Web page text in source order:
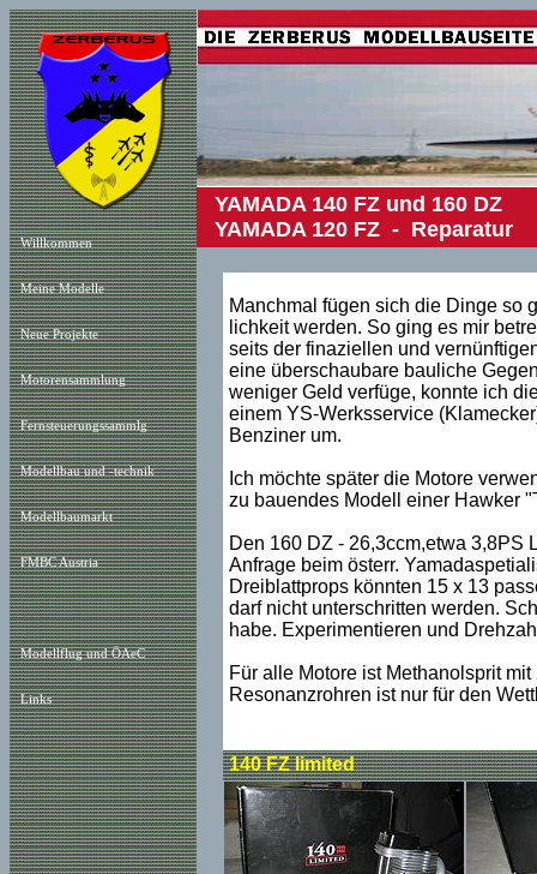
Willkommen
Meine Modelle
Neue Projekte
Motorensammlung
Fernsteuerungssammlg
Modellbau und -technik
Modellbaumarkt
FMBC Austria
Modellflug und ÖAeC
Links
YAMADA 140 FZ und 160 DZ
YAMADA 120 FZ - Reparatur
Manchmal fügen sich die Dinge so
lichkeit werden. So ging es mir
seits der finaziellen und
eine überschaubare bauliche
weniger Geld verfüge, konnte ich
einem YS-Werksservice
Benziner um.
Ich möchte später die Motore
zu bauendes Modell einer Hawker
Den 160 DZ - 26,3ccm,etwa 3,8PS
Anfrage beim österr.
Dreiblattprops könnten 15 x 13
darf nicht unterschritten werden.
habe. Experimentieren und
Für alle Motore ist Methanolsprit
Resonanzrohren ist nur für den
140 FZ limited